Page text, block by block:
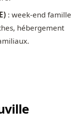
: week-end famille
hébergement